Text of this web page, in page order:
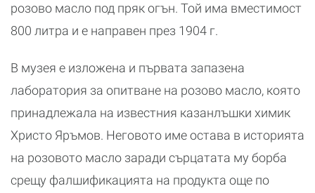
розово масло под пряк огън. Той има вместимост
800 литра и е направен през 1904 г.
В музея е изложена и първата запазена
лаборатория за опитване на розово масло, която
принадлежала на известния казанлъшки химик
Христо Яръмов. Неговото име остава в историята
на розовото масло заради сърцатата му борба
срещу фалшификацията на продукта още по